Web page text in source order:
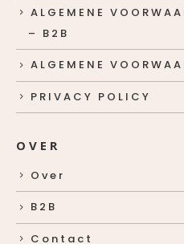
ALGEMENE
– B2B
ALGEMENE
PRIVACY POLICY
OVER
Over
B2B
Contact